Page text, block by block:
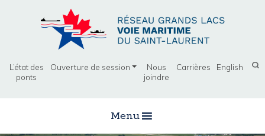
L’état des
ponts
Ouverture de session
Nous
joindre
Carrières English
Menu